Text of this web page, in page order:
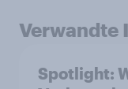
Verwandte
Spotlight: